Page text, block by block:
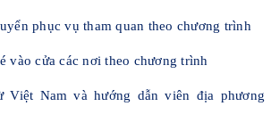
phục vụ tham quan theo chương trình
vào cửa các nơi theo chương trình
Việt Nam và hướng dẫn viên địa phương